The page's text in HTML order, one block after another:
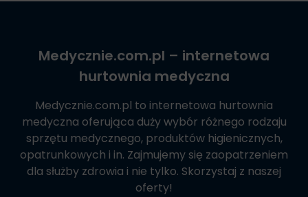
Medycznie.com.pl – internetowa
hurtownia medyczna
Medycznie.com.pl to internetowa hurtownia
medyczna oferująca duży wybór różnego rodzaju
sprzętu medycznego, produktów higienicznych,
opatrunkowych i in. Zajmujemy się zaopatrzeniem
dla służby zdrowia i nie tylko. Skorzystaj z naszej
oferty!